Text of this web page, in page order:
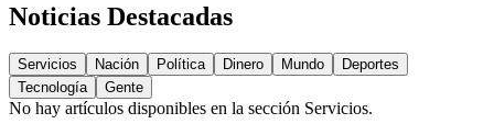
Noticias Destacadas
Servicios Nación Política Dinero Mundo
Deportes
Tecnología
Gente
No hay artículos disponibles en la sección Servicios.